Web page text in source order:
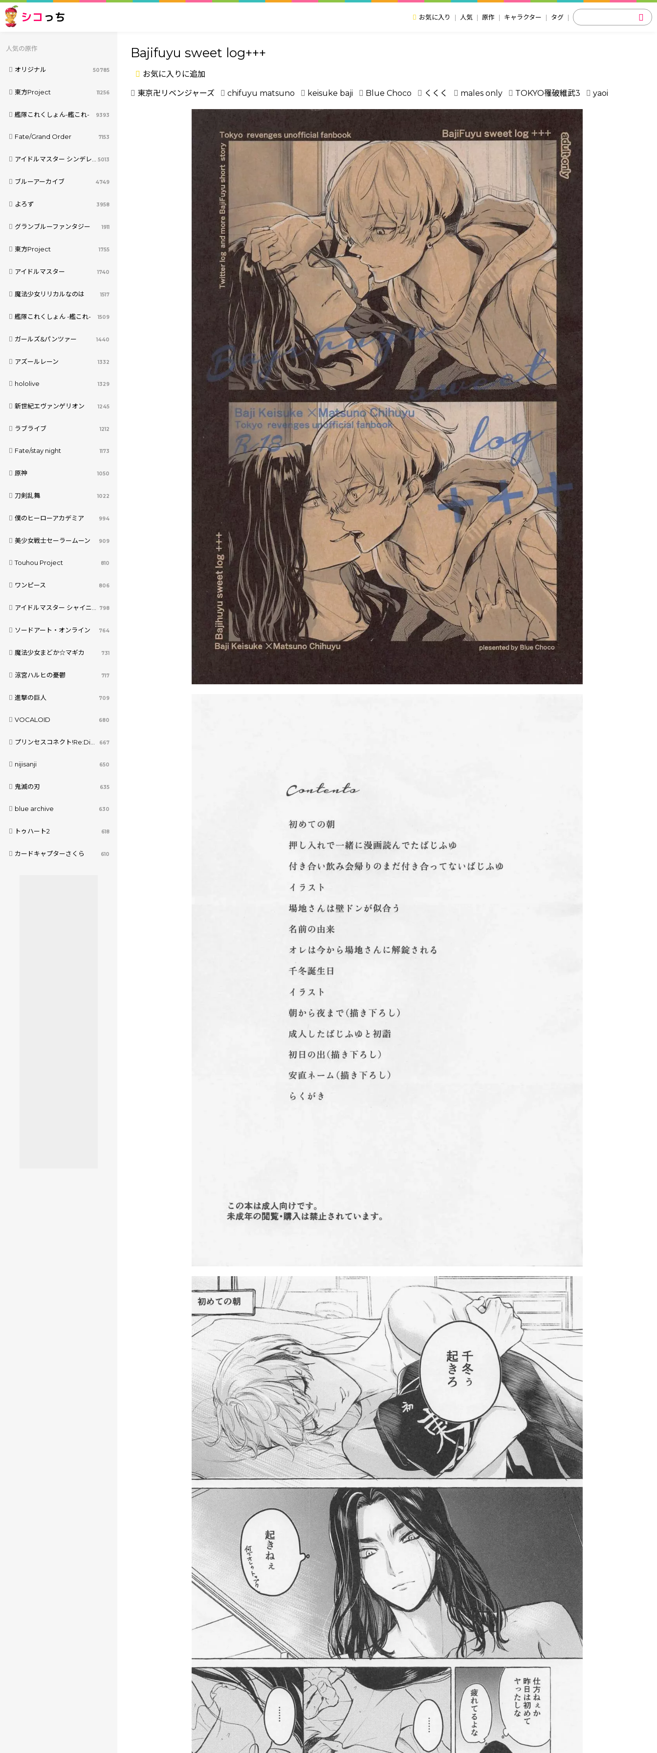
シコ っち お気に入り 人気 原作 キャラクター タグ
人気の原作
オリジナル 50785
東方Project 11256
艦隊これくしょん-艦これ- 9393
Fate/Grand Order 7153
アイドルマスター シンデレラガールズ 5013
ブルーアーカイブ 4749
よろず 3958
グランブルーファンタジー 1911
東方Project 1755
アイドルマスター 1740
魔法少女リリカルなのは 1517
艦隊これくしょん -艦これ- 1509
ガールズ&パンツァー 1440
アズールレーン 1332
hololive 1329
新世紀エヴァンゲリオン 1245
ラブライブ 1212
Fate/stay night 1173
原神 1050
刀剣乱舞 1022
僕のヒーローアカデミア 994
美少女戦士セーラームーン 909
Touhou Project 810
ワンピース 806
アイドルマスター シャイニーカラーズ 798
ソードアート・オンライン 764
魔法少女まどか☆マギカ 731
涼宮ハルヒの憂鬱 717
進撃の巨人 709
VOCALOID 680
プリンセスコネクト!Re:Dive 667
nijisanji 650
鬼滅の刃 635
blue archive 630
トゥハート2 618
カードキャプターさくら 610
Bajifuyu sweet log+++
お気に入りに追加
東京卍リベンジャーズ chifuyu matsuno keisuke baji Blue Choco くくく males only TOKYO罹破維武3 yaoi